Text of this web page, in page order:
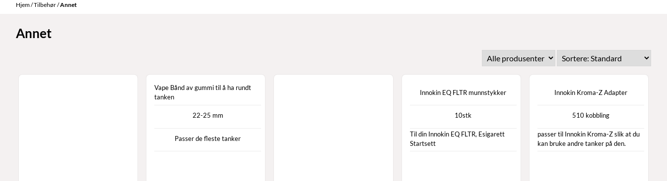
Hjem/Tilbehør/Annet
Annet
Vape Bånd av gummi til å ha rundt
tanken
22-25 mm
Passer de fleste tanker
Innokin EQ FLTR munnstykker
10stk
Til din Innokin EQ FLTR, Esigarett
Startsett
Innokin Kroma-Z Adapter
510 kobbling
passer til Innokin Kroma-Z slik at du
kan bruke andre tanker på den.